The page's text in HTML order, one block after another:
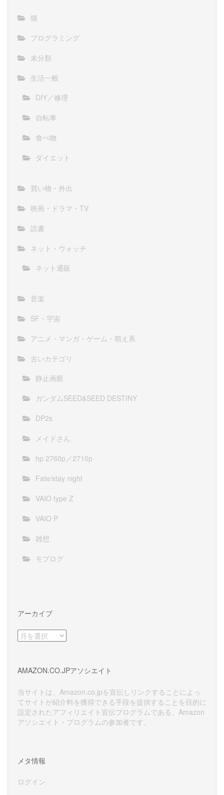
猫
プログラミング
未分類
生活一般
DIY／修理
自転車
食べ物
ダイエット
買い物・外出
映画・ドラマ・TV
読書
ネット・ウォッチ
ネット通販
音楽
SF・宇宙
アニメ・マンガ・ゲーム・萌え系
古いカテゴリ
静止画眼
ガンダムSEED&SEED DESTINY
DP2s
メイドさん
hp 2760p／2710p
Fate/stay night
VAIO type Z
VAIO P
雑想
モブログ
アーカイブ
ア
ー
ブ
AMAZON.CO.JPアソシエイト
当サイトは、Amazon.co.jpを宣伝しリンクすることによっ
てサイトが紹介料を獲得できる手段を提供することを目的に
設定されたアフィリエイト宣伝プログラムである、Amazon
アソシエイト・プログラムの参加者です。
メタ情報
ログイン